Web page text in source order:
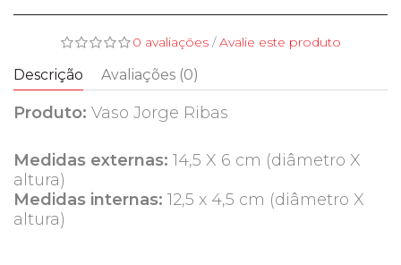
0 avaliações/Avalie este produto
Descrição Avaliações (0)
Produto: Vaso Jorge Ribas
Medidas externas: 14,5 X 6 cm (diâmetro X
altura)
Medidas internas: 12,5 x 4,5 cm (diâmetro X
altura)